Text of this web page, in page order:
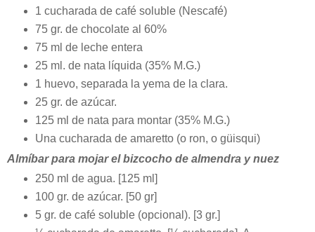
1 cucharada de café soluble (Nescafé)
75 gr. de chocolate al 60%
75 ml de leche entera
25 ml. de nata líquida (35% M.G.)
1 huevo, separada la yema de la clara.
25 gr. de azúcar.
125 ml de nata para montar (35% M.G.)
Una cucharada de amaretto (o ron, o güisqui)
Almíbar para mojar el bizcocho de almendra y nuez
250 ml de agua. [125 ml]
100 gr. de azúcar. [50 gr]
5 gr. de café soluble (opcional). [3 gr.]